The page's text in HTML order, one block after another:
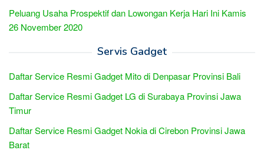
Peluang Usaha Prospektif dan Lowongan Kerja Hari Ini Kamis
26 November 2020
Servis Gadget
Daftar Service Resmi Gadget Mito di Denpasar Provinsi Bali
Daftar Service Resmi Gadget LG di Surabaya Provinsi Jawa
Timur
Daftar Service Resmi Gadget Nokia di Cirebon Provinsi Jawa
Barat